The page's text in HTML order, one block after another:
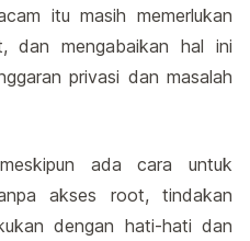
itu masih memerlukan
dan mengabaikan hal ini
privasi dan masalah
ada cara untuk
akses root, tindakan
dengan hati-hati dan